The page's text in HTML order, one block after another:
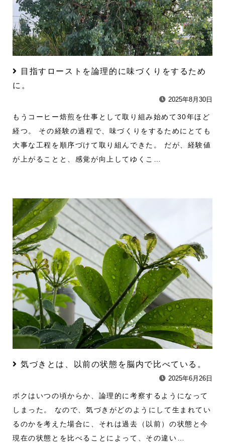
目指すローストを論理的に味づくりをするため
に。
2025年8月30日
もうコーヒー焙煎を仕事として取り組み始めて30年ほど
経つ。 その経験の過程で、味づくりをするためにとても
大事な工程を順序づけて取り組んできた。 だが、経験値
が上がることと、感覚が向上してゆくこ…
気づきとは、以前の状態を脳内で比べている。
2025年6月26日
ボクはいつの頃からか、論理的に考察するようになって
しまった。 なので、気づきがどのようにして生まれてい
るのかを考えた場合に、それは過去（以前）の状態と今
現在の状態とを比べることによって、その違い…